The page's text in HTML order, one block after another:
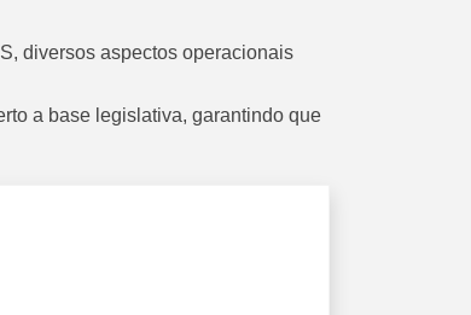
diversos aspectos operacionais
a base legislativa, garantindo que